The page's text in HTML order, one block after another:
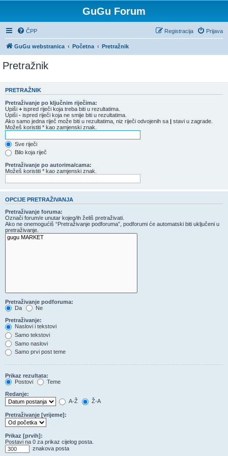
GuGu Forum
ČPP Prijava
Registracija
GuGu webstranica Početna Pretražnik
Pretražnik
PRETRAŽNIK
Pretraživanje po ključnim riječima:
Upiši + ispred riječi koja treba biti u rezultatima.
Upiši - ispred riječi koja ne smije biti u rezultatima.
Ako samo jedna riječ može biti u rezultatima, niz riječi odvojenih sa | stavi u zagrade.
Možeš koristiti * kao zamjenski znak.
Sve riječi
Bilo koja riječ
Pretraživanje po autorima/cama:
Možeš koristiti * kao zamjenski znak.
OPCIJE PRETRAŽIVANJA
Pretraživanje foruma:
Označi forum/e unutar kojeg/ih želiš pretraživati.
Ako ne onemogućiš “Pretraživanje podforuma”, podforumi će automatski biti uključeni u
pretraživanje.
Pretraživanje podforuma:
Da
Ne
Pretraživanje:
Naslovi i tekstovi
Samo tekstovi
Samo naslovi
Samo prvi post teme
Prikaz rezultata:
Postovi
Teme
Redanje:
A-Ž
Ž-A
Pretraživanje [vrijeme]:
Prikaz [prvih]:
Postavi na 0 za prikaz cijelog posta.
znakova posta